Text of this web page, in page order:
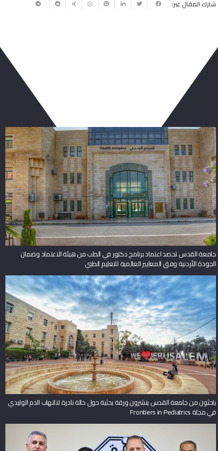
جامعة القدس تحصد اعتماد برنامج دكتور في الطب من هيئة الاعتماد وضمان
الجودة الأردنية وفق المعايير العالمية للتعليم الطبي
باحثون من جامعة القدس ينشرون ورقة بحثية حول حالة نادرة لالتهاب الدم الوليدي
في مجلة Frontiers in Pediatrics